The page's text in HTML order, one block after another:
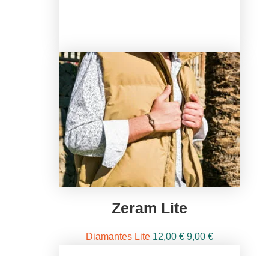
Zeram Lite
Diamantes Lite12,00€ El
9,00 €El